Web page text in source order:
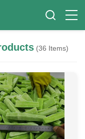
(36 Items)